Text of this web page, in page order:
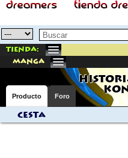
Tienda:
manga
Producto Foro
Cesta